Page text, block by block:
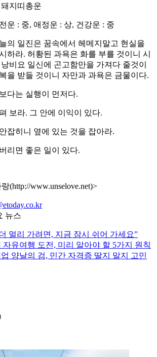
지띠총운
운 : 중, 애정운 : 상, 건강운 : 중
의 일진은 꿈속에서 헤메지말고 현실을
하라. 허황된 과욕은 화를 부를 것이니 시
비요 일신에 곤고함만을 가져다 줄것이
을 받들 것이니 자만과 과욕은 금물이다.
다는 실행이 먼저다.
보라. 그 안에 이익이 있다.
잡히니 옆에 있는 것을 잡아라.
리면 좋은 일이 있다.
(http://www.unselove.net)>
뉴스
멀리 가려면, 지금 잠시 쉬어 가세요”
자유여행 도전, 미리 알아야 할 5가지 원칙
양날의 검, 민간 자격증 딸지 말지 고민